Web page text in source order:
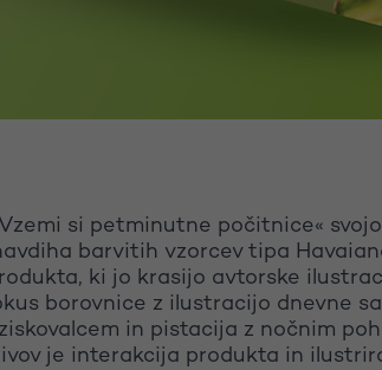
si petminutne počitnice«
barvitih vzorcev tipa
ki jo krasijo avtorske
borovnice z ilustracijo dnevne
in pistacija z nočnim
je interakcija produkta in